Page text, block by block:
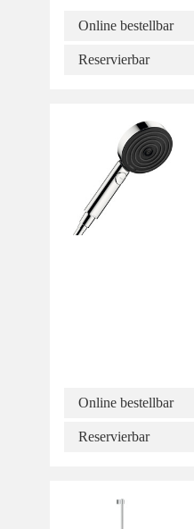
Online bestellbar
Reservierbar
Online bestellbar
Reservierbar